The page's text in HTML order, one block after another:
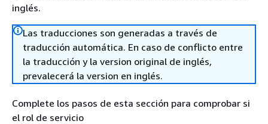
inglés.
Las traducciones son generadas a través de
traducción automática. En caso de conflicto entre
la traducción y la version original de inglés,
prevalecerá la version en inglés.
Complete los pasos de esta sección para comprobar si
el rol de servicio